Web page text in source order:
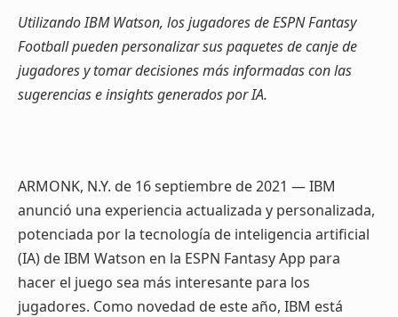
Utilizando IBM Watson, los jugadores de ESPN Fantasy
Football pueden personalizar sus paquetes de canje de
jugadores y tomar decisiones más informadas con las
sugerencias e insights generados por IA.
ARMONK, N.Y. de 16 septiembre de 2021 — IBM
anunció una experiencia actualizada y personalizada,
potenciada por la tecnología de inteligencia artificial
(IA) de IBM Watson en la ESPN Fantasy App para
hacer el juego sea más interesante para los
jugadores. Como novedad de este año, IBM está